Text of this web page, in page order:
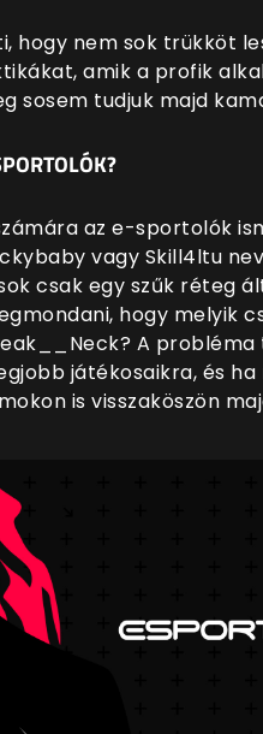
hogy nem sok trükköt
amik a profik
sosem tudjuk majd
az e-sportolók
vagy Skill4ltu
csak egy szűk réteg
hogy melyik
A probléma
játékosaikra, és ha
is visszaköszön